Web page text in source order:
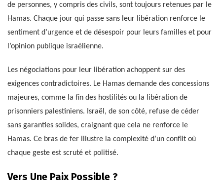
de personnes, y compris des civils, sont toujours retenues par le
Hamas. Chaque jour qui passe sans leur libération renforce le
sentiment d’urgence et de désespoir pour leurs familles et pour
l’opinion publique israélienne.
Les négociations pour leur libération achoppent sur des
exigences contradictoires. Le Hamas demande des concessions
majeures, comme la fin des hostilités ou la libération de
prisonniers palestiniens. Israël, de son côté, refuse de céder
sans garanties solides, craignant que cela ne renforce le
Hamas. Ce bras de fer illustre la complexité d’un conflit où
chaque geste est scruté et politisé.
Vers Une Paix Possible ?